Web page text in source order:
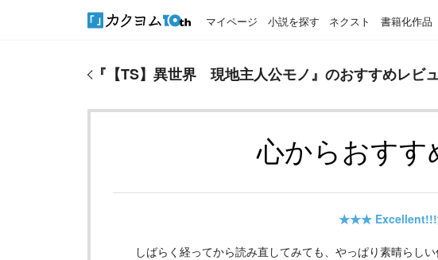
マイページ 小説を探す ネクスト 書籍化作品
『 【TS】異世界 現地主人公モノ』のおすすめレビ
心からおすす
★★★ Excellent!!!
しばらく経ってから読み直してみても、やっぱり素晴らしい